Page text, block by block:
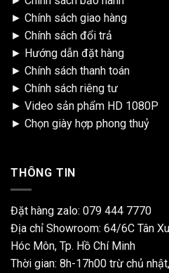
► Chính sách giao hàng
► Chính sách đổi trả
► Hướng dẫn đặt hàng
► Chính sách thanh toán
► Chính sách riêng tư
► Video sản phẩm HD 1080P
► Chọn giày hợp phong thuỷ
THÔNG TIN
Đặt hàng zalo: 079 444 7770
Địa chỉ Showroom: 64/6C Tân
Hóc Môn, Tp. Hồ Chí Minh
Thời gian: 8h-17h00 trừ chủ